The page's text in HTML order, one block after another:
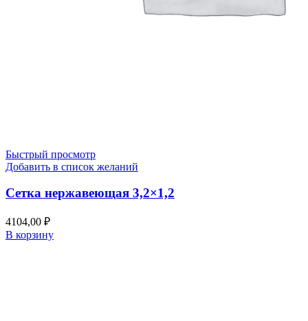
Быстрый просмотр
Добавить в список желаний
Сетка нержавеющая 3,2×1,2
4104,00 ₽
В корзину